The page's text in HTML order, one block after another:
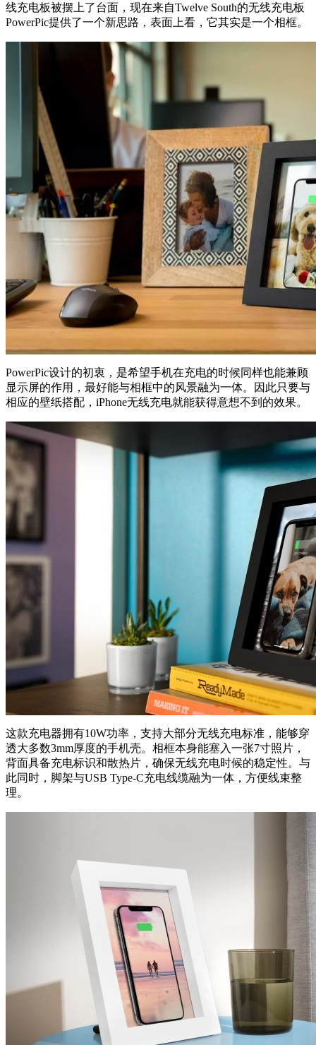
线充电板被摆上了台面，现在来自Twelve South的无线充电板
PowerPic提供了一个新思路，表面上看，它其实是一个相框。
PowerPic设计的初衷，是希望手机在充电的时候同样也能兼顾
显示屏的作用，最好能与相框中的风景融为一体。因此只要与
相应的壁纸搭配，iPhone无线充电就能获得意想不到的效果。
这款充电器拥有10W功率，支持大部分无线充电标准，能够穿
透大多数3mm厚度的手机壳。相框本身能塞入一张7寸照片，
背面具备充电标识和散热片，确保无线充电时候的稳定性。与
此同时，脚架与USB Type-C充电线缆融为一体，方便线束整
理。